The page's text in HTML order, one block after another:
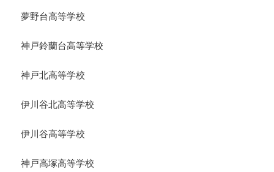
夢野台高等学校
神戸鈴蘭台高等学校
神戸北高等学校
伊川谷北高等学校
伊川谷高等学校
神戸高塚高等学校